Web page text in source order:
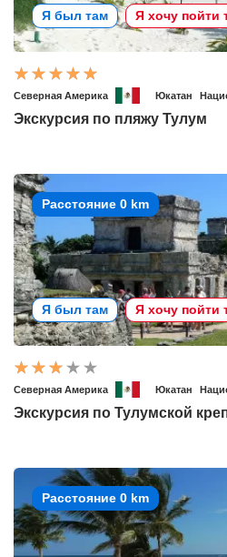
Я был там Я хочу пойти
Северная Америка Юкатан
Экскурсия по пляжу Тулум
Расстояние 0 km
Я был там Я хочу пойти
Северная Америка Юкатан
Экскурсия по Тулумской
Расстояние 0 km